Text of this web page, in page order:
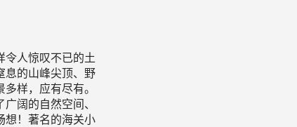
令人惊叹不已的土
息的山峰尖顶、野
样，应有尽有。
阔的自然空间、
想！著名的海关小